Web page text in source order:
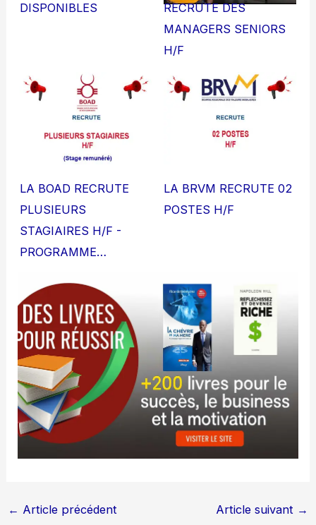
DISPONIBLES
RECRUTE DES
MANAGERS SENIORS
H/F
LA BOAD RECRUTE
PLUSIEURS
STAGIAIRES H/F -
PROGRAMME…
LA BRVM RECRUTE 02
POSTES H/F
← Article précédent Article suivant →